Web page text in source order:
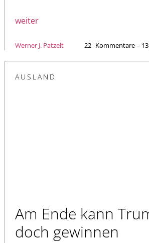
weiter
Werner J. Patzelt 22 Kommentare –
AUSLAND
Am Ende kann
doch gewinnen